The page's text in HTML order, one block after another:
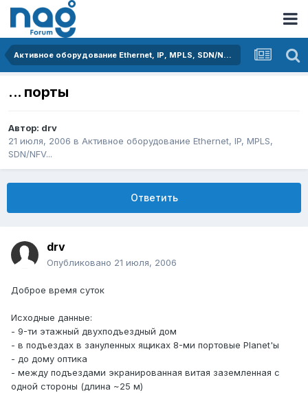
Активное оборудование Ethernet, IP, MPLS, SDN/NFV...
... порты
Автор: drv
21 июля, 2006 в Активное оборудование Ethernet, IP, MPLS,
SDN/NFV...
Ответить
drv
Опубликовано 21 июля, 2006
Доброе время суток
Исходные данные:
- 9-ти этажный двухподъездный дом
- в подъездах в зануленных ящиках 8-ми портовые Planet'ы
- до дому оптика
- между подъездами экранированная витая заземленная с
одной стороны (длина ~25 м)